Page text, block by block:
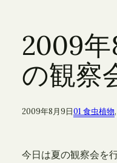
2009
の観察
2009年8月9日01 食虫植物,
今日は夏の観察会を